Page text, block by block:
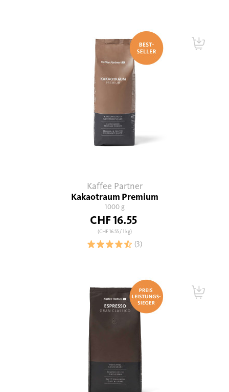
Kaffee Partner
Kakaotraum Premium
1000 g
CHF 16.55
(CHF 16.55/ 1 kg)
(3)